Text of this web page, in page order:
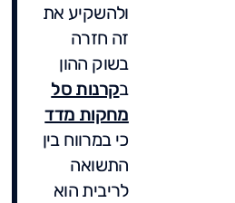
ולהשקיע את
זה חזרה
בשוק ההון
בקרנות סל
מחקות מדד
כי במרווח בין
התשואה
לריבית הוא